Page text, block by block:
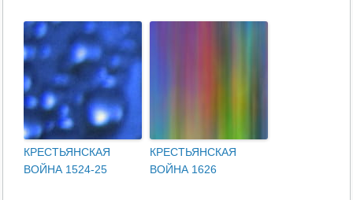
КРЕСТЬЯНСКАЯ
ВОЙНА 1524-25
КРЕСТЬЯНСКАЯ
ВОЙНА 1626